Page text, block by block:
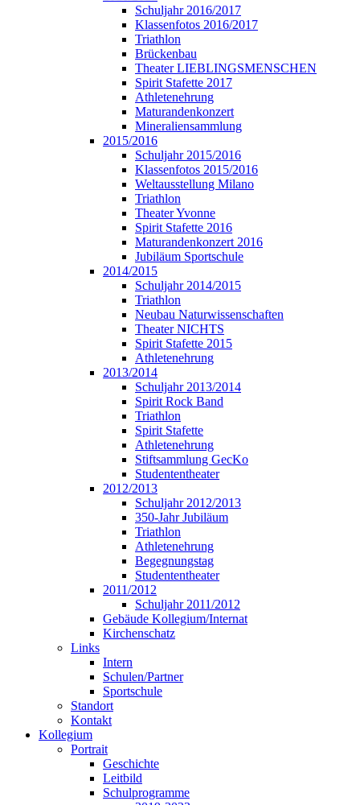
Schuljahr 2016/2017
Klassenfotos 2016/2017
Triathlon
Brückenbau
Theater LIEBLINGSMENSCHEN
Spirit Stafette 2017
Athletenehrung
Maturandenkonzert
Mineraliensammlung
2015/2016
Schuljahr 2015/2016
Klassenfotos 2015/2016
Weltausstellung Milano
Triathlon
Theater Yvonne
Spirit Stafette 2016
Maturandenkonzert 2016
Jubiläum Sportschule
2014/2015
Schuljahr 2014/2015
Triathlon
Neubau Naturwissenschaften
Theater NICHTS
Spirit Stafette 2015
Athletenehrung
2013/2014
Schuljahr 2013/2014
Spirit Rock Band
Triathlon
Spirit Stafette
Athletenehrung
Stiftsammlung GecKo
Studententheater
2012/2013
Schuljahr 2012/2013
350-Jahr Jubiläum
Triathlon
Athletenehrung
Begegnungstag
Studententheater
2011/2012
Schuljahr 2011/2012
Gebäude Kollegium/Internat
Kirchenschatz
Links
Intern
Schulen/Partner
Sportschule
Standort
Kontakt
Kollegium
Portrait
Geschichte
Leitbild
Schulprogramme